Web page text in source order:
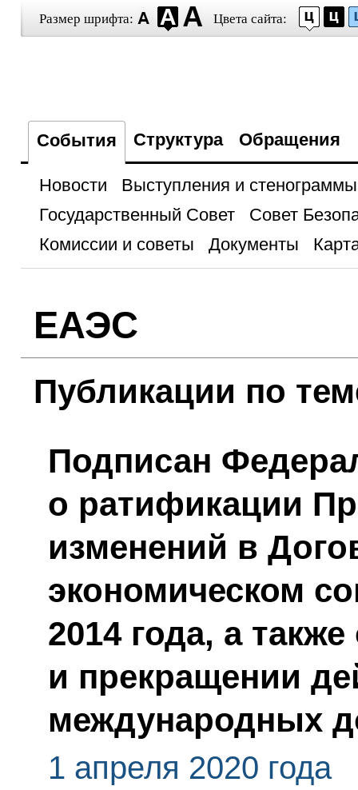
Размер шрифта: Цвета сайта:
События Структура Обращения
Новости
Выступления и стенограммы
Государственный Совет
Совет
Комиссии и советы
Документы
ЕАЭС
Публикации по
Подписан
о ратификации
изменений в
экономическом
2014 года, а
и прекращении
международных
1 апреля 2020 года